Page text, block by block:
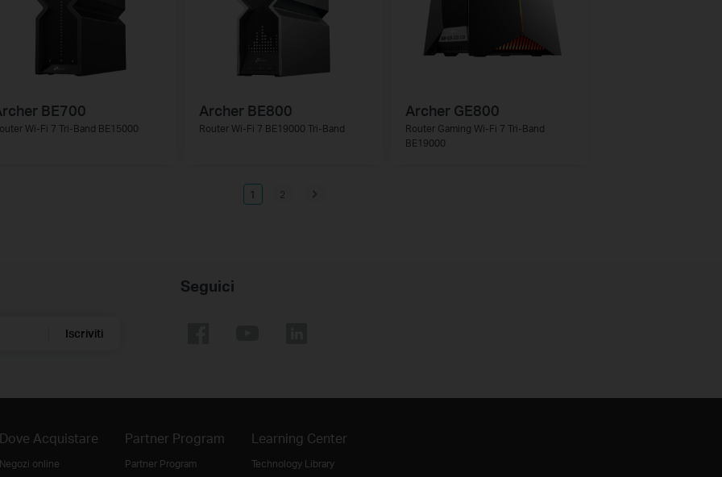
BE700
Wi-Fi 7 Tri-Band BE15000
Archer BE800
Router Wi-Fi 7 BE19000 Tri-Band
Archer GE800
Router Gaming Wi-Fi 7 Tri-Band
BE19000
1 2
Iscriviti
Seguici
Dove Acquistare
Negozi online
Partner Program
Partner Program
Learning Center
Technology Library